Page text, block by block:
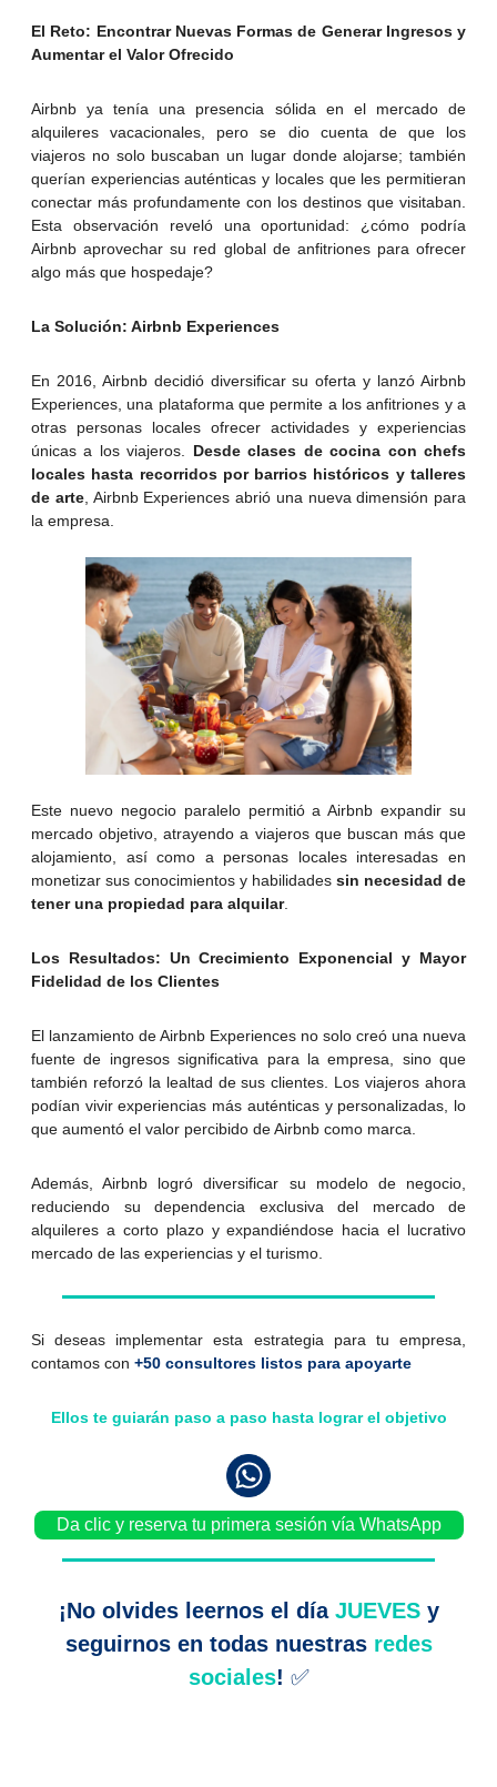
El Reto: Encontrar Nuevas Formas de Generar Ingresos y
Aumentar el Valor Ofrecido
Airbnb ya tenía una presencia sólida en el mercado de
alquileres vacacionales, pero se dio cuenta de que los
viajeros no solo buscaban un lugar donde alojarse; también
querían experiencias auténticas y locales que les permitieran
conectar más profundamente con los destinos que visitaban.
Esta observación reveló una oportunidad: ¿cómo podría
Airbnb aprovechar su red global de anfitriones para ofrecer
algo más que hospedaje?
La Solución: Airbnb Experiences
En 2016, Airbnb decidió diversificar su oferta y lanzó Airbnb
Experiences, una plataforma que permite a los anfitriones y a
otras personas locales ofrecer actividades y experiencias
únicas a los viajeros.
Desde clases de cocina con chefs
locales hasta recorridos por barrios históricos y talleres
de arte, Airbnb Experiences abrió una nueva dimensión para
la empresa.
Este nuevo negocio paralelo permitió a Airbnb expandir su
mercado objetivo, atrayendo a viajeros que buscan más que
alojamiento, así como a personas locales interesadas en
monetizar sus conocimientos y habilidades sin necesidad de
tener una propiedad para alquilar.
Los Resultados: Un Crecimiento Exponencial y Mayor
Fidelidad de los Clientes
El lanzamiento de Airbnb Experiences no solo creó una nueva
fuente de ingresos significativa para la empresa, sino que
también reforzó la lealtad de sus clientes. Los viajeros ahora
podían vivir experiencias más auténticas y personalizadas, lo
que aumentó el valor percibido de Airbnb como marca.
Además, Airbnb logró diversificar su modelo de negocio,
reduciendo su dependencia exclusiva del mercado de
alquileres a corto plazo y expandiéndose hacia el lucrativo
mercado de las experiencias y el turismo.
Si deseas implementar esta estrategia para tu empresa,
contamos con +50 consultores listos para apoyarte
Ellos te guiarán paso a paso hasta lograr el objetivo
Da clic y reserva tu primera sesión vía WhatsApp
¡No olvides leernos el día JUEVESy
seguirnos en todas nuestras redes
sociales! ✅